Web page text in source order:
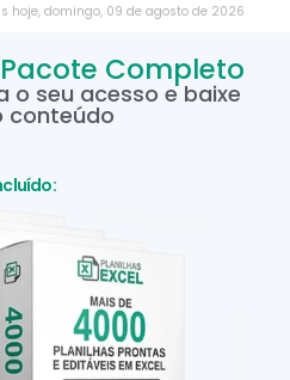
hoje, domingo, 09 de agosto de 2026
Completo
o seu acesso e baixe
conteúdo